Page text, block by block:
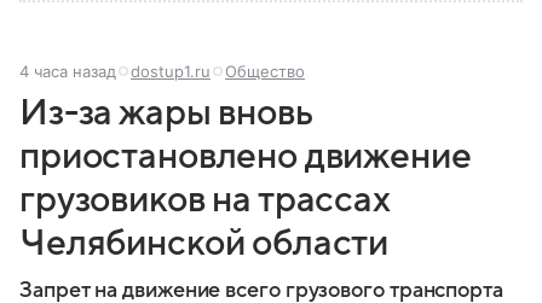
4 часа назад dostup1.ru Общество
Из-за жары вновь
приостановлено движение
грузовиков на трассах
Челябинской области
Запрет на движение всего грузового транспорта